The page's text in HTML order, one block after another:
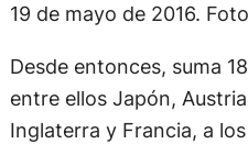
19 de mayo de 2016.
Desde entonces, suma
entre ellos Japón,
Inglaterra y Francia, a